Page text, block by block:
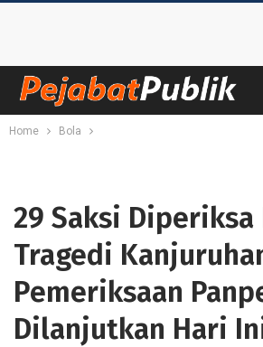
Home Bola
29 Saksi Diperiksa
Tragedi
Pemeriksaan
Dilanjutkan Hari